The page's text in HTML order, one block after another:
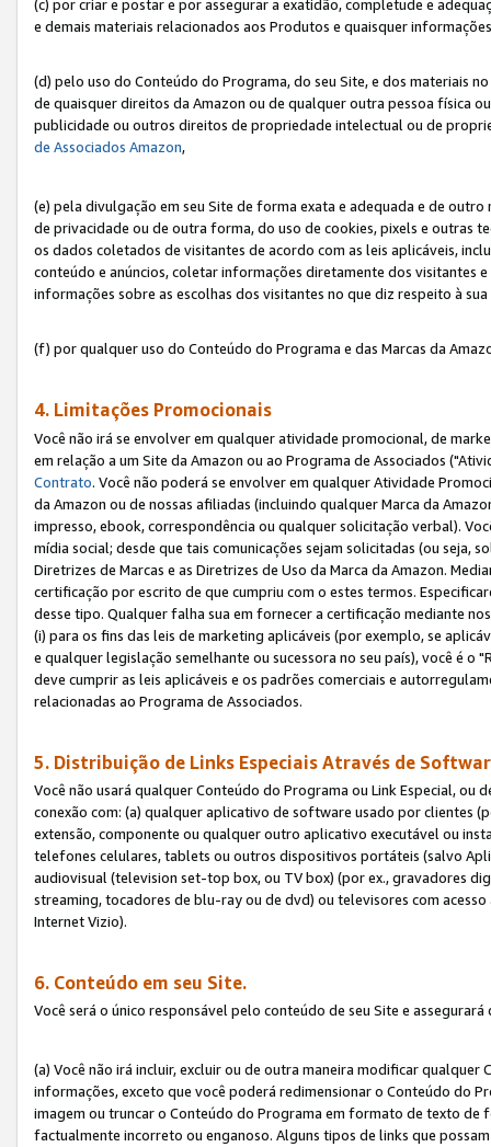
(c) por criar e postar e por assegurar a exatidão, completude e
e demais materiais relacionados aos Produtos e quaisquer
(d) pelo uso do Conteúdo do Programa, do seu Site, e dos materiais
de quaisquer direitos da Amazon ou de qualquer outra pessoa física
publicidade ou outros direitos de propriedade intelectual ou de
de Associados Amazon,
(e) pela divulgação em seu Site de forma exata e adequada e de
de privacidade ou de outra forma, do uso de cookies, pixels e outras
os dados coletados de visitantes de acordo com as leis aplicáveis,
conteúdo e anúncios, coletar informações diretamente dos visitantes
informações sobre as escolhas dos visitantes no que diz respeito à
(f) por qualquer uso do Conteúdo do Programa e das Marcas da
4. Limitações Promocionais
Você não irá se envolver em qualquer atividade promocional, de
em relação a um Site da Amazon ou ao Programa de Associados
Contrato. Você não poderá se envolver em qualquer Atividade
da Amazon ou de nossas afiliadas (incluindo qualquer Marca da
impresso, ebook, correspondência ou qualquer solicitação verbal).
mídia social; desde que tais comunicações sejam solicitadas (ou seja,
Diretrizes de Marcas e as Diretrizes de Uso da Marca da Amazon.
certificação por escrito de que cumpriu com o estes termos.
desse tipo. Qualquer falha sua em fornecer a certificação mediante
(i) para os fins das leis de marketing aplicáveis (por exemplo, se
e qualquer legislação semelhante ou sucessora no seu país), você é o
deve cumprir as leis aplicáveis e os padrões comerciais e
relacionadas ao Programa de Associados.
5. Distribuição de Links Especiais Através de
Você não usará qualquer Conteúdo do Programa ou Link Especial,
conexão com: (a) qualquer aplicativo de software usado por clientes
extensão, componente ou qualquer outro aplicativo executável ou
telefones celulares, tablets ou outros dispositivos portáteis (salvo
audiovisual (television set-top box, ou TV box) (por ex., gravadores
streaming, tocadores de blu-ray ou de dvd) ou televisores com
Internet Vizio).
6. Conteúdo em seu Site.
Você será o único responsável pelo conteúdo de seu Site e assegurará
(a) Você não irá incluir, excluir ou de outra maneira modificar
informações, exceto que você poderá redimensionar o Conteúdo do
imagem ou truncar o Conteúdo do Programa em formato de texto
factualmente incorreto ou enganoso. Alguns tipos de links que